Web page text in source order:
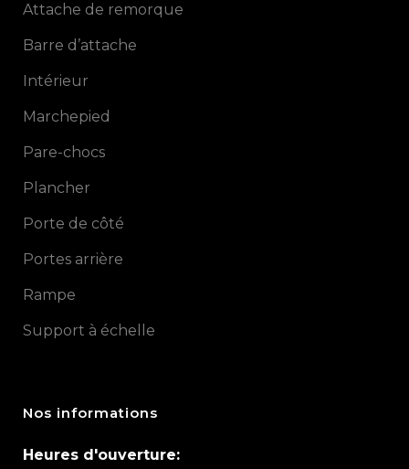
Attache de remorque
Barre d’attache
Intérieur
Marchepied
Pare-chocs
Plancher
Porte de côté
Portes arrière
Rampe
Support à échelle
Nos informations
Heures d'ouverture: